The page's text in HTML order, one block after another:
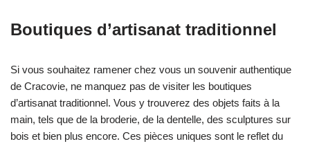
Boutiques d’artisanat traditionnel
Si vous souhaitez ramener chez vous un souvenir authentique
de Cracovie, ne manquez pas de visiter les boutiques
d’artisanat traditionnel. Vous y trouverez des objets faits à la
main, tels que de la broderie, de la dentelle, des sculptures sur
bois et bien plus encore. Ces pièces uniques sont le reflet du